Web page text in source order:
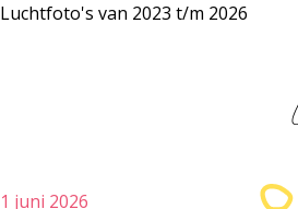
Luchtfoto's van 2023 t/m 2026
1 juni 2026